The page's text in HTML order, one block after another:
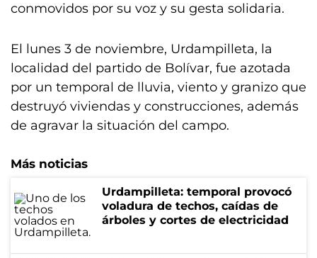
conmovidos por su voz y su gesta solidaria.
El lunes 3 de noviembre, Urdampilleta, la
localidad del partido de Bolívar, fue azotada
por un temporal de lluvia, viento y granizo que
destruyó viviendas y construcciones, además
de agravar la situación del campo.
Más noticias
Urdampilleta: temporal provocó
voladura de techos, caídas de
árboles y cortes de electricidad